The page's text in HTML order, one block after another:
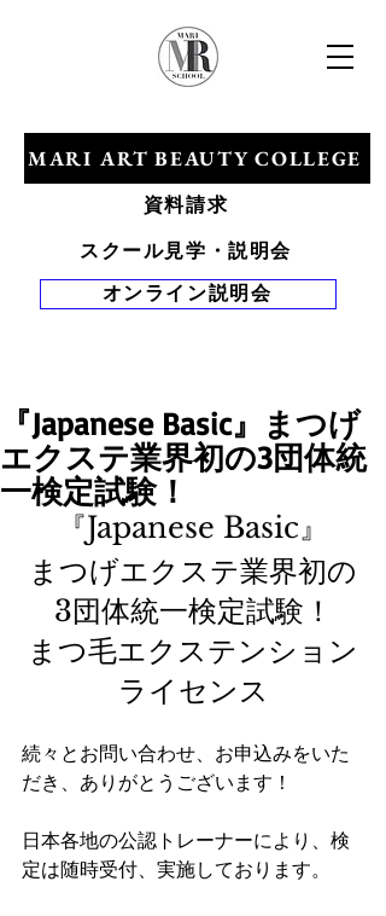
スクール見学・説明会
資料請求
MARI ART BEAUTY COLLEGE
オンライン説明会
『Japanese Basic』まつげ
エクステ業界初の3団体統
一検定試験！
『Japanese Basic』
まつげエクステ業界初の
3団体統一検定試験！
まつ毛エクステンション
ライセンス
続々とお問い合わせ、お申込みをいた
だき、ありがとうございます！
日本各地の公認トレーナーにより、検
定は随時受付、実施しております。